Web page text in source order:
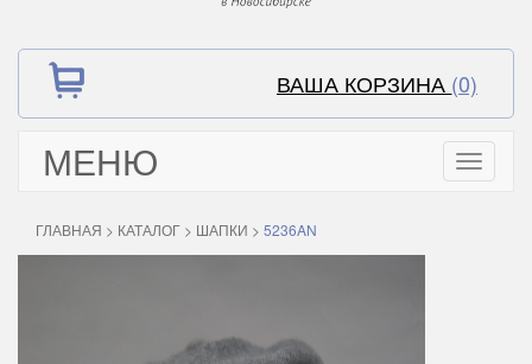
ВАША КОРЗИНА (0)
МЕНЮ
Toggle
ГЛАВНАЯ > КАТАЛОГ > ШАПКИ > 5236AN